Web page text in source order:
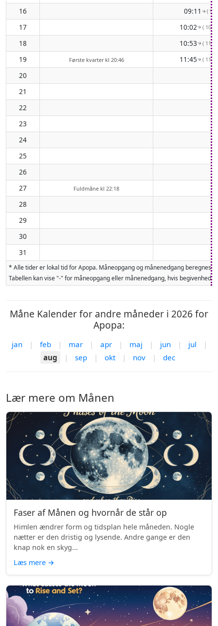
16 09:11 ↑(
17 10:02↑( 105°
18 10:53↑( 110°
19 Første kvarter kl 20:46 11:45↑( 114°
20
21
22
23
24
25
26
27
Fuldmåne kl 22:18
28
29
30
31
* Alle tider er lokal tid for Apopa. Måneopgang og månenedgang beregnes
Tabellen kan vise "-" for måneopgang eller månenedgang, hvis
Måne Kalender for andre måneder i 2026 for
Apopa:
jan | feb | mar | apr | maj | jun | jul
|
aug
| sep | okt | nov | dec
Lær mere om Månen
Faser af Månen og hvornår de står op
Himlen ændrer form og tidsplan hele måneden. Nogle
nætter er den dristig og lysende. Andre gange er den
knap nok en skyg...
Læs mere →